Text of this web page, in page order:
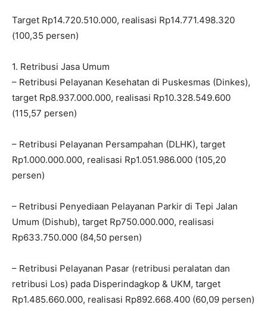
Target Rp14.720.510.000, realisasi Rp14.771.498.320
(100,35 persen)
1. Retribusi Jasa Umum
– Retribusi Pelayanan Kesehatan di Puskesmas (Dinkes),
target Rp8.937.000.000, realisasi Rp10.328.549.600
(115,57 persen)
– Retribusi Pelayanan Persampahan (DLHK), target
Rp1.000.000.000, realisasi Rp1.051.986.000 (105,20
persen)
– Retribusi Penyediaan Pelayanan Parkir di Tepi Jalan
Umum (Dishub), target Rp750.000.000, realisasi
Rp633.750.000 (84,50 persen)
– Retribusi Pelayanan Pasar (retribusi peralatan dan
retribusi Los) pada Disperindagkop & UKM, target
Rp1.485.660.000, realisasi Rp892.668.400 (60,09 persen)